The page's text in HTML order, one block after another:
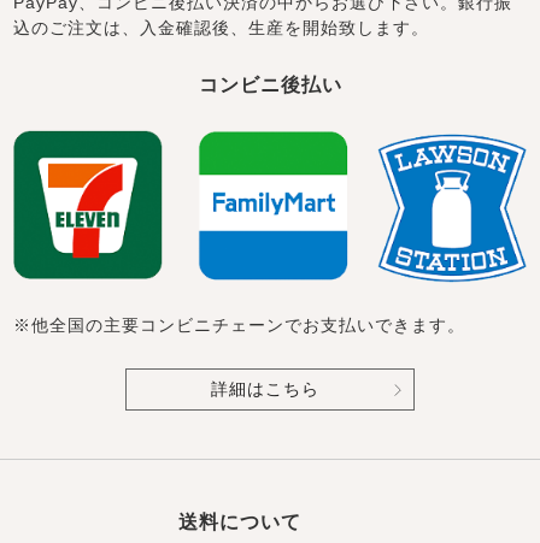
込のご注文は、入金確認後、生産を開始致します。
コンビニ後払い
※他全国の主要コンビニチェーンでお支払いできます。
詳細はこちら
送料について